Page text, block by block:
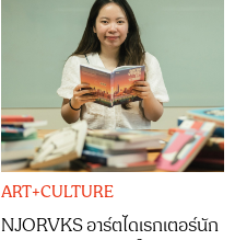
ART+CULTURE
NJORVKS อาร์ตไดเรกเตอร์นัก